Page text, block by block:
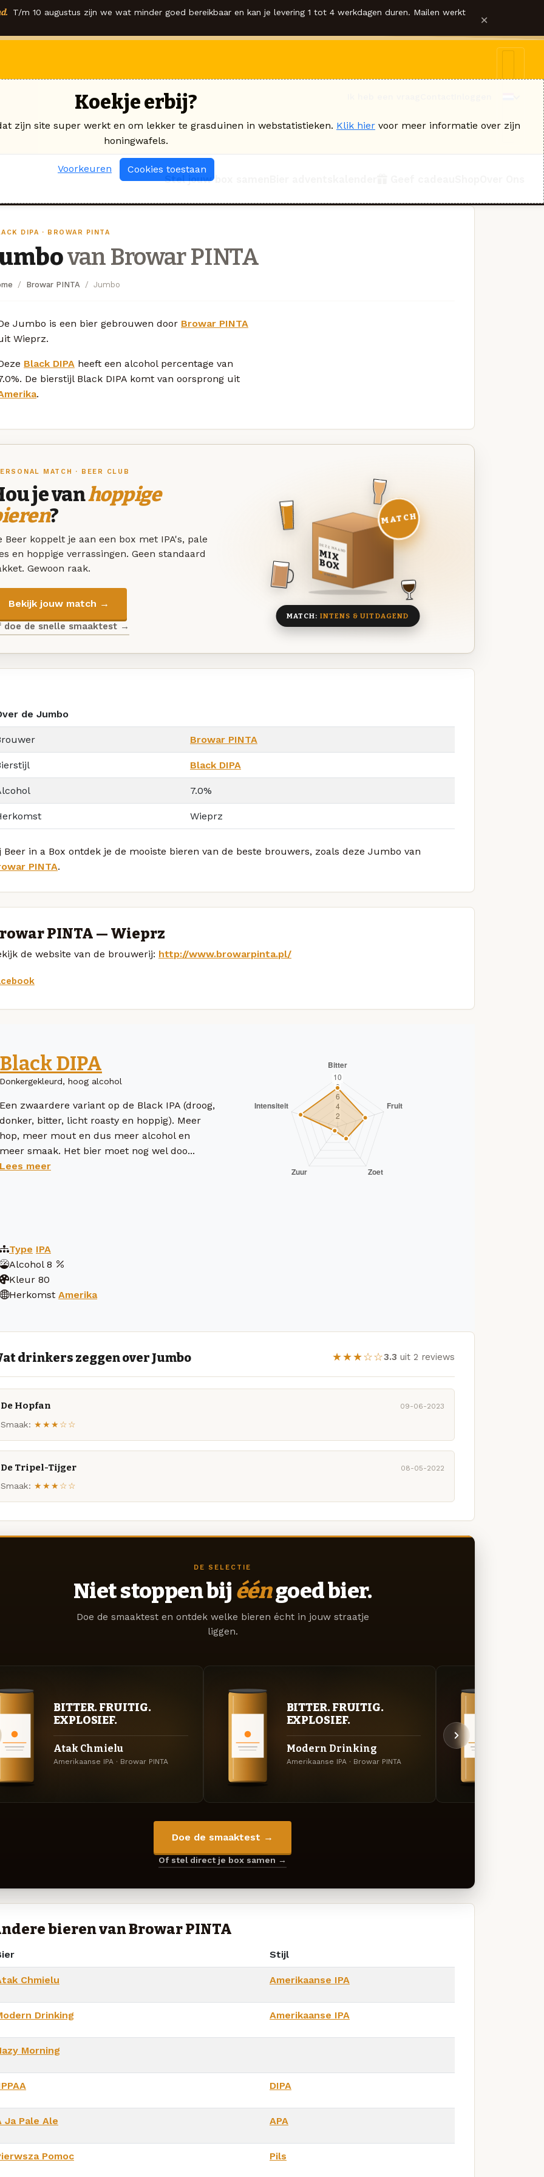
T/m 10 augustus zijn we wat minder goed bereikbaar en kan je levering 1 tot 4 werkdagen duren. Mailen werkt ×
Stel jouw box samen
DIPA · BROWAR PINTA
van Browar PINTA
Browar PINTA Jumbo
Jumbo is een bier gebrouwen door Browar PINTA
Wieprz.
Black DIPA heeft een alcohol percentage van
De bierstijl Black DIPA komt van oorsprong uit
.
MATCH · BEER CLUB
je vanhoppige
?
Beer koppelt je aan een box met IPA's, pale
en hoppige verrassingen. Geen standaard
Gewoon raak.
Bekijk jouw match →
doe de snelle smaaktest →
DEZE MAAND
MIX
BOX
8 BIEREN
MATCH
MATCH: INTENS & UITDAGEND
de Jumbo
Browar PINTA
Black DIPA
7.0%
Wieprz
Beer in a Box ontdek je de mooiste bieren van de beste brouwers, zoals deze Jumbo van
PINTA.
PINTA — Wieprz
de website van de brouwerij: http://www.browarpinta.pl/
Black DIPA
Donkergekleurd, hoog alcohol
Een zwaardere variant op de Black IPA (droog,
donker, bitter, licht roasty en hoppig). Meer
hop, meer mout en dus meer alcohol en
meer smaak. Het bier moet nog wel doo...
Lees meer
Type IPA
Alcohol 8
Kleur 80
Herkomst Amerika
drinkers zeggen over Jumbo ★★★☆☆3.3 uit 2 reviews
De Hopfan 09-06-2023
Smaak: ★★★☆☆
De Tripel-Tijger 08-05-2022
Smaak: ★★★☆☆
DE SELECTIE
Niet stoppen bij ééngoed bier.
Doe de smaaktest en ontdek welke bieren écht in jouw straatje
liggen.
BITTER. FRUITIG.
EXPLOSIEF.
Atak Chmielu
Amerikaanse IPA · Browar PINTA
BITTER. FRUITIG.
EXPLOSIEF.
Modern Drinking
Amerikaanse IPA · Browar PINTA
Doe de smaaktest →
Of stel direct je box samen →
bieren van Browar PINTA
Stijl
Chmielu Amerikaanse IPA
Drinking Amerikaanse IPA
Morning
DIPA
Ja Pale Ale APA
Pomoc Pils
Koekje erbij?
zijn site super werkt en om lekker te grasduinen in webstatistieken. Klik hier voor meer informatie over zijn
honingwafels.
Voorkeuren Cookies toestaan